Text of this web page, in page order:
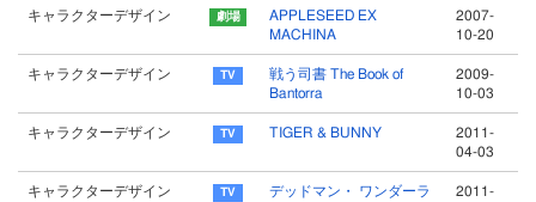
キャラクターデザイン
APPLESEED EX
MACHINA
2007-
10-20
キャラクターデザイン
戦う司書 The Book of
Bantorra
2009-
10-03
キャラクターデザイン TIGER & BUNNY
2011-
04-03
キャラクターデザイン
デッドマン・ ワンダーラ
2011-